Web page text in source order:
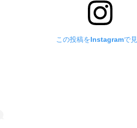
この投稿をInstagramで